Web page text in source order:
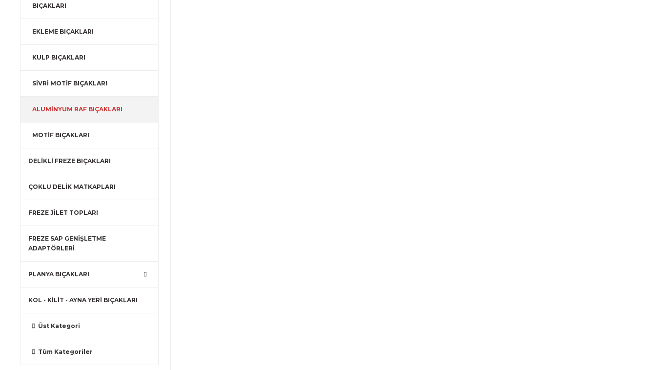
BIÇAKLARI
EKLEME BIÇAKLARI
KULP BIÇAKLARI
SİVRİ MOTİF BIÇAKLARI
ALUMİNYUM RAF BIÇAKLARI
MOTİF BIÇAKLARI
DELİKLİ FREZE BIÇAKLARI
ÇOKLU DELİK MATKAPLARI
FREZE JİLET TOPLARI
FREZE SAP GENİŞLETME
ADAPTÖRLERİ
PLANYA BIÇAKLARI
KOL - KİLİT - AYNA YERİ BIÇAKLARI
Üst Kategori
Tüm Kategoriler